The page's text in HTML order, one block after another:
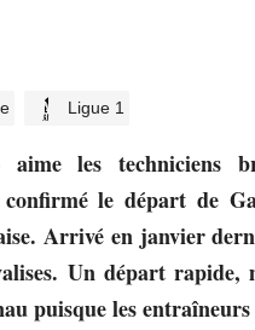
Ligue 1
aime les techniciens
confirmé le départ de
Arrivé en janvier
Un départ
puisque les